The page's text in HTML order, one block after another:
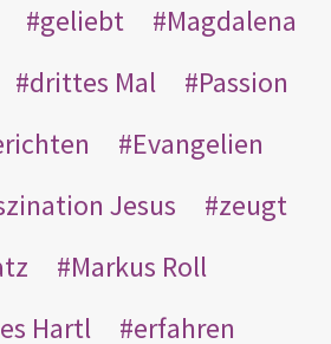
geliebt
Magdalena
drittes Mal
Passion
Evangelien
Jesus
zeugt
Markus Roll
Hartl
erfahren